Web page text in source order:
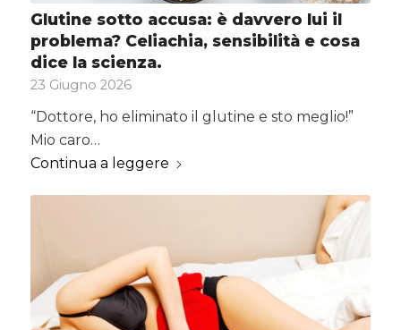
Glutine sotto accusa: è davvero lui il
problema? Celiachia, sensibilità e cosa
dice la scienza.
23 Giugno 2026
“Dottore, ho eliminato il glutine e sto meglio!”
Mio caro…
Continua a leggere